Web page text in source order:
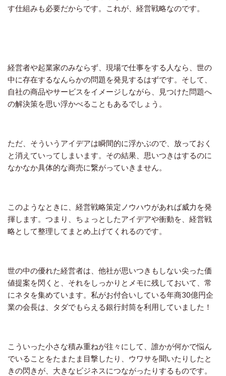
す仕組みも必要だからです。これが、経営戦略なのです。
経営者や起業家のみならず、現場で仕事をする人なら、世の
中に存在するなんらかの問題を発見するはずです。そして、
自社の商品やサービスをイメージしながら、見つけた問題へ
の解決策を思い浮かべることもあるでしょう。
ただ、そういうアイデアは瞬間的に浮かぶので、放っておく
と消えていってしまいます。その結果、思いつきはするのに
なかなか具体的な商売に繋がっていきません。
このようなときに、経営戦略策定ノウハウがあれば威力を発
揮します。つまり、ちょっとしたアイデアや衝動を、経営戦
略として整理してまとめ上げてくれるのです。
世の中の優れた経営者は、他社が思いつきもしない尖った価
値提案を閃くと、それをしっかりとメモに残しておいて、常
にネタを集めています。私がお付合いしている年商30億円企
業の会長は、タダでもらえる銀行封筒を利用していました！
こういった小さな積み重ねが往々にして、誰かが何かで悩ん
でいることをたまたま目撃したり、ウワサを聞いたりしたと
きの閃きが、大きなビジネスにつながったりするものです。